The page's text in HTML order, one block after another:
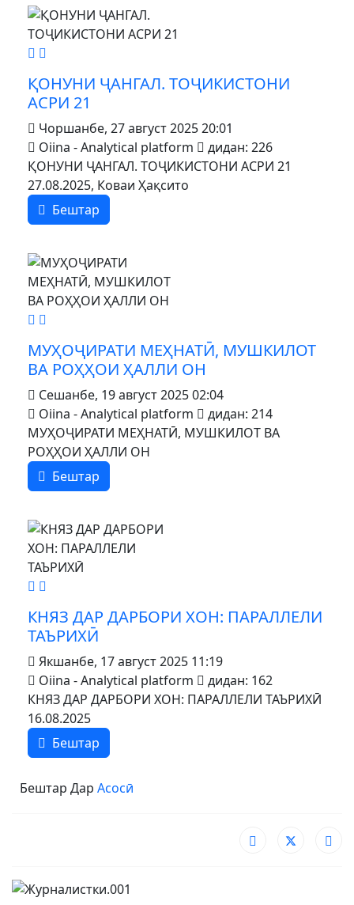
MOD_JTCS_VIEW_ARTICLE_LINK
ҚОНУНИ ҶАНГАЛ. ТОҶИКИСТОНИ
АСРИ 21
Чоршанбе, 27 август 2025 20:01
Oiina - Analytical platform
дидан: 226
ҚОНУНИ ҶАНГАЛ. ТОҶИКИСТОНИ АСРИ 21
27.08.2025, Коваи Ҳақсито
Бештар
MOD_JTCS_VIEW_ARTICLE_LINK
МУҲОҶИРАТИ МЕҲНАТӢ, МУШКИЛОТ
ВА РОҲҲОИ ҲАЛЛИ ОН
Сешанбе, 19 август 2025 02:04
Oiina - Analytical platform
дидан: 214
МУҲОҶИРАТИ МЕҲНАТӢ, МУШКИЛОТ ВА
РОҲҲОИ ҲАЛЛИ ОН
Бештар
MOD_JTCS_VIEW_ARTICLE_LINK
КНЯЗ ДАР ДАРБОРИ ХОН: ПАРАЛЛЕЛИ
ТАЪРИХӢ
Якшанбе, 17 август 2025 11:19
Oiina - Analytical platform
дидан: 162
КНЯЗ ДАР ДАРБОРИ ХОН: ПАРАЛЛЕЛИ ТАЪРИХӢ
16.08.2025
Бештар
Бештар Дар Асосӣ